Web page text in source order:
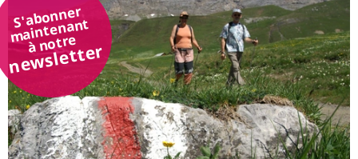
S'abonner
maintenant
à notre
newsletter